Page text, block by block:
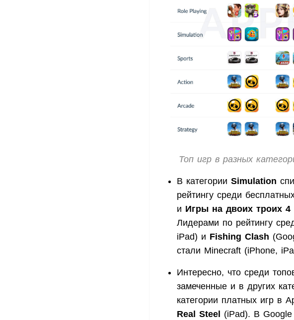
Топ игр в разных
В категории Simulation
рейтингу среди
и Игры на двоих троих
Лидерами по рейтингу
iPad) и Fishing Clash
стали Minecraft (iPhone,
Интересно, что среди
замеченные и в других
категории платных игр в
Real Steel
(iPad). В